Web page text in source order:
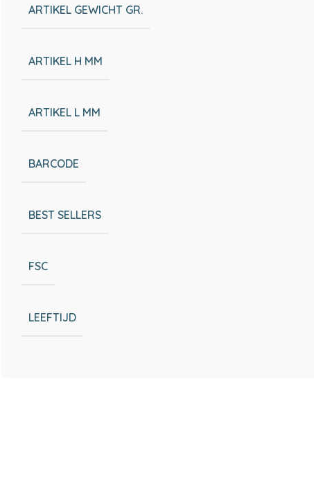
ARTIKEL GEWICHT GR.
ARTIKEL H MM
ARTIKEL L MM
BARCODE
BEST SELLERS
FSC
LEEFTIJD